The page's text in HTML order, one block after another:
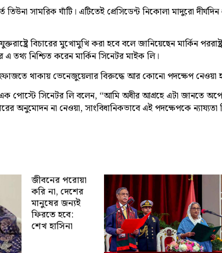
সামরিক ঘাঁটি। এটিতেই প্রেসিডেন্ট নিকোলা মাদুরো
বিচারের মুখোমুখি করা হবে বলে জানিয়েছেন মার্কিন
তথ্য নিশ্চিত করেন মার্কিন সিনেটর মাইক লি।
থাকায় ভেনেজুয়েলার বিরুদ্ধে আর কোনো পদক্ষেপ নেওয়া
পোস্টে সিনেটর লি বলেন, “আমি অধীর আগ্রহে এটা জানতে
অনুমোদন না নেওয়া, সাংবিধানিকভাবে এই পদক্ষেপকে ন্যায্যতা
জীবনের পরোয়া
করি না, দেশের
মানুষের জন্যই
ফিরতে হবে:
শেখ হাসিনা